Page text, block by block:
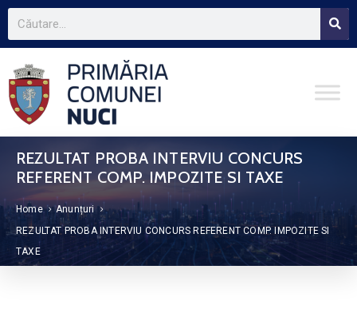
REZULTAT PROBA INTERVIU CONCURS
REFERENT COMP. IMPOZITE SI TAXE
Home
Anunțuri
REZULTAT PROBA INTERVIU CONCURS REFERENT COMP. IMPOZITE SI
TAXE